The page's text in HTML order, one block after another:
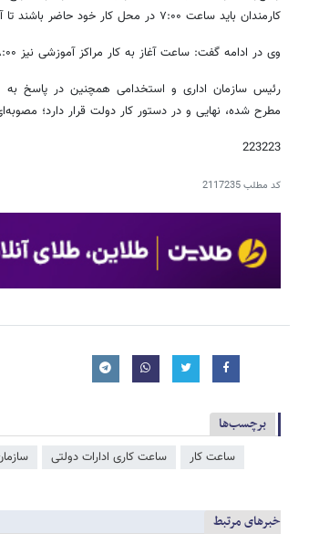
کارمندان باید ساعت ۷:۰۰ در محل کار خود حاضر باشند تا آماده خدمت رسانی باشند.
وی در ادامه گفت: ساعت آغاز به کار مراکز آموزشی نیز ۸:۰۰ صبح خواهد بود.
رئیس سازمان اداری و استخدامی همچنین در پاسخ به
مطرح شده، نهایی و در دستور کار دولت قرار دارد؛
223223
کد مطلب2117235
برچسب‌ها
ساعت کار ساعت کاری ادارات دولتی
خبرهای مرتبط